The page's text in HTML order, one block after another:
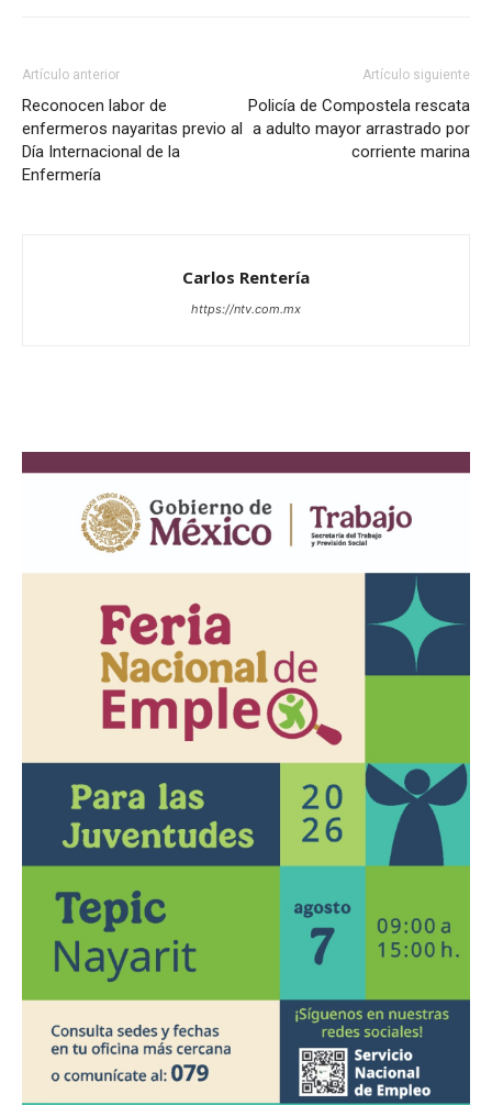
Artículo anterior
Reconocen labor de
enfermeros nayaritas previo al
Día Internacional de la
Enfermería
Artículo siguiente
Policía de Compostela rescata
a adulto mayor arrastrado por
corriente marina
Carlos Rentería
https://ntv.com.mx